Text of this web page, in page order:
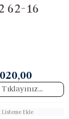
62-16
Listeme Ekle